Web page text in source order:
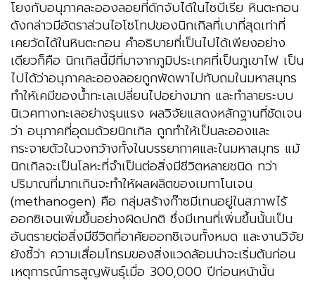
โยงกับอนุภาคละอองลอยที่ดักจับได้ในไซบีเรีย หินตะกอน
ดังกล่าวมีอัตราส่วนไอโซโทปของนิกเกิลที่เบาที่สุดเท่าที่
เคยวัดได้ในหินตะกอน คำอธิบายที่เป็นไปได้เพียงอย่าง
เดียวก็คือ นิกเกิลนี้มีที่มาจากภูมิประเทศที่เป็นภูเขาไฟ เป็น
ไปได้ว่าอนุภาคละอองลอยถูกพัดพาไปทับถมในมหาสมุทร
ทำให้เคมีของน้ำทะเลเปลี่ยนไปอย่างมาก และทำลายระบบ
นิเวศทางทะเลอย่างรุนแรง ผลวิจัยแสดงหลักฐานที่ชัดเจน
ว่า อนุภาคที่อุดมด้วยนิกเกิล ถูกทำให้เป็นละอองและ
กระจายตัวในวงกว้างทั้งในบรรยากาศและในมหาสมุทร แม้
นิกเกิลจะเป็นโลหะที่จำเป็นต่อสิ่งมีชีวิตหลายชนิด ทว่า
ปริมาณที่มากเกินจะทำให้ผลผลิตของเมทาโนเจน
(methanogen) คือ กลุ่มสร้างก๊าซมีเทนอยู่ในสภาพไร้
ออกซิเจนเพิ่มขึ้นอย่างผิดปกติ ซึ่งมีเทนที่เพิ่มขึ้นนั้นเป็น
อันตรายต่อสิ่งมีชีวิตที่อาศัยออกซิเจนทั้งหมด และงานวิจัย
ยังชี้ว่า ความเสื่อมโทรมของสิ่งแวดล้อมน่าจะเริ่มต้นก่อน
เหตุการณ์การสูญพันธุ์เมื่อ 300,000 ปีก่อนหน้านั้น